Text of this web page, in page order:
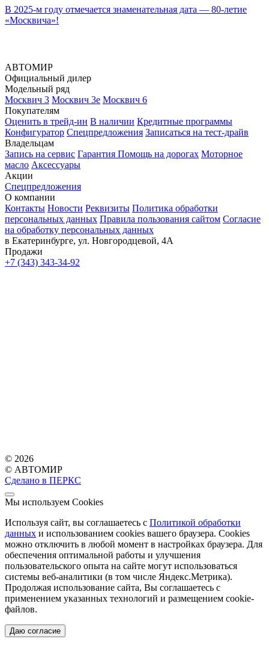
В 2025-м году отмечается знаменательная дата — 80-летие
«Москвича»!
АВТОМИР
Официальный дилер
Модельный ряд
Москвич 3 Москвич 3е Москвич 6
Покупателям
Оценить в трейд-ин В наличии Кредитные программы
Конфигуратор Спецпредложения Записаться на тест-драйв
Владельцам
Запись на сервис Гарантия Помощь на дорогах Моторное
масло Аксессуары
Акции
Спецпредложения
О компании
Контакты Новости Реквизиты Политика обработки
персональных данных Правила пользования сайтом Согласие
на обработку персональных данных
в Екатеринбурге, ул. Новгородцевой, 4А
Продажи
+7 (343) 343-34-92
© 2026
© АВТОМИР
Сделано в ПЕРКС
Мы используем Cookies
Используя сайт, вы соглашаетесь с Политикой обработки
данных и использованием cookies вашего браузера. Cookies
можно отключить в любой момент в настройках браузера. Для
обеспечения оптимальной работы и улучшения
пользовательского опыта на сайте могут использоваться
системы веб-аналитики (в том числе Яндекс.Метрика).
Продолжая использование сайта, Вы соглашаетесь с
применением указанных технологий и размещением cookie-
файлов.
Даю согласие